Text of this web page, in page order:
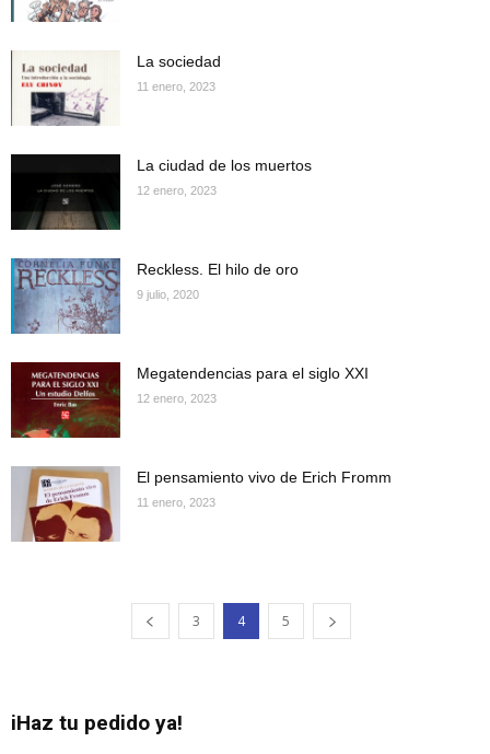
La sociedad
11 enero, 2023
La ciudad de los muertos
12 enero, 2023
Reckless. El hilo de oro
9 julio, 2020
Megatendencias para el siglo XXI
12 enero, 2023
El pensamiento vivo de Erich Fromm
11 enero, 2023
3 4 5
iHaz tu pedido ya!